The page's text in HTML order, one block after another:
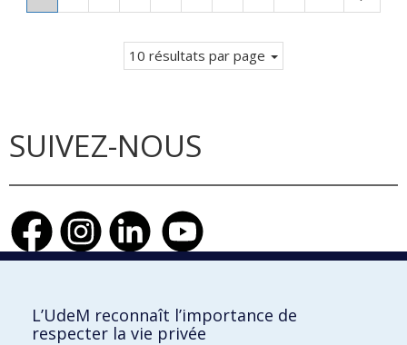
Page
suivante
10 résultats par page
SUIVEZ-NOUS
Faculté de l'aménagement
L’UdeM reconnaît l’importance de
respecter la vie privée